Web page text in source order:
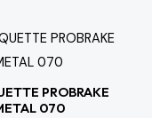
PROBRAKE
070